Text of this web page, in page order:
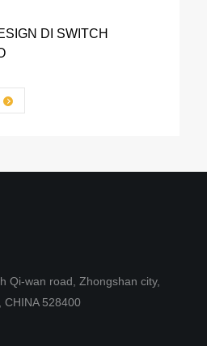
DI SWITCH
Qi-wan road, Zhongshan city,
CHINA 528400